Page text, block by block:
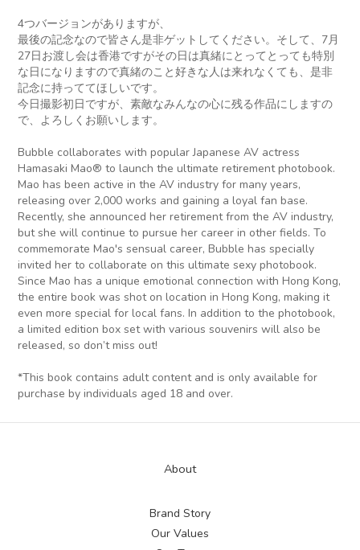
4つバージョンがありますが、
最後の記念なので皆さん是非ゲットしてください。そして、7月
27日お渡し会は香港ですがその日は真緒にとってとっても特別
な日になりますので真緒のこと好きな人は来れなくても、是非
記念に持っててほしいです。
今日撮影初日ですが、素敵なみんなの心に残る作品にしますの
で、よろしくお願いします。
Bubble collaborates with popular Japanese AV actress
Hamasaki Mao®️ to launch the ultimate retirement photobook.
Mao has been active in the AV industry for many years,
releasing over 2,000 works and gaining a loyal fan base.
Recently, she announced her retirement from the AV industry,
but she will continue to pursue her career in other fields. To
commemorate Mao's sensual career, Bubble has specially
invited her to collaborate on this ultimate sexy photobook.
Since Mao has a unique emotional connection with Hong Kong,
the entire book was shot on location in Hong Kong, making it
even more special for local fans. In addition to the photobook,
a limited edition box set with various souvenirs will also be
released, so don’t miss out!
*This book contains adult content and is only available for
purchase by individuals aged 18 and over.
About
Brand Story
Our Values